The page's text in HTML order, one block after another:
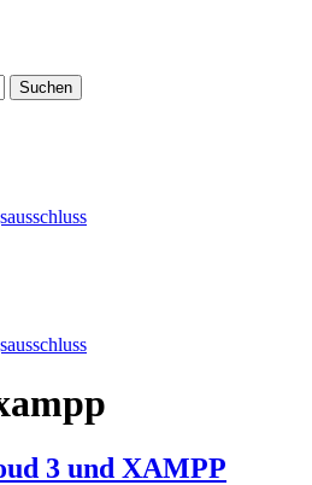
3 und XAMPP